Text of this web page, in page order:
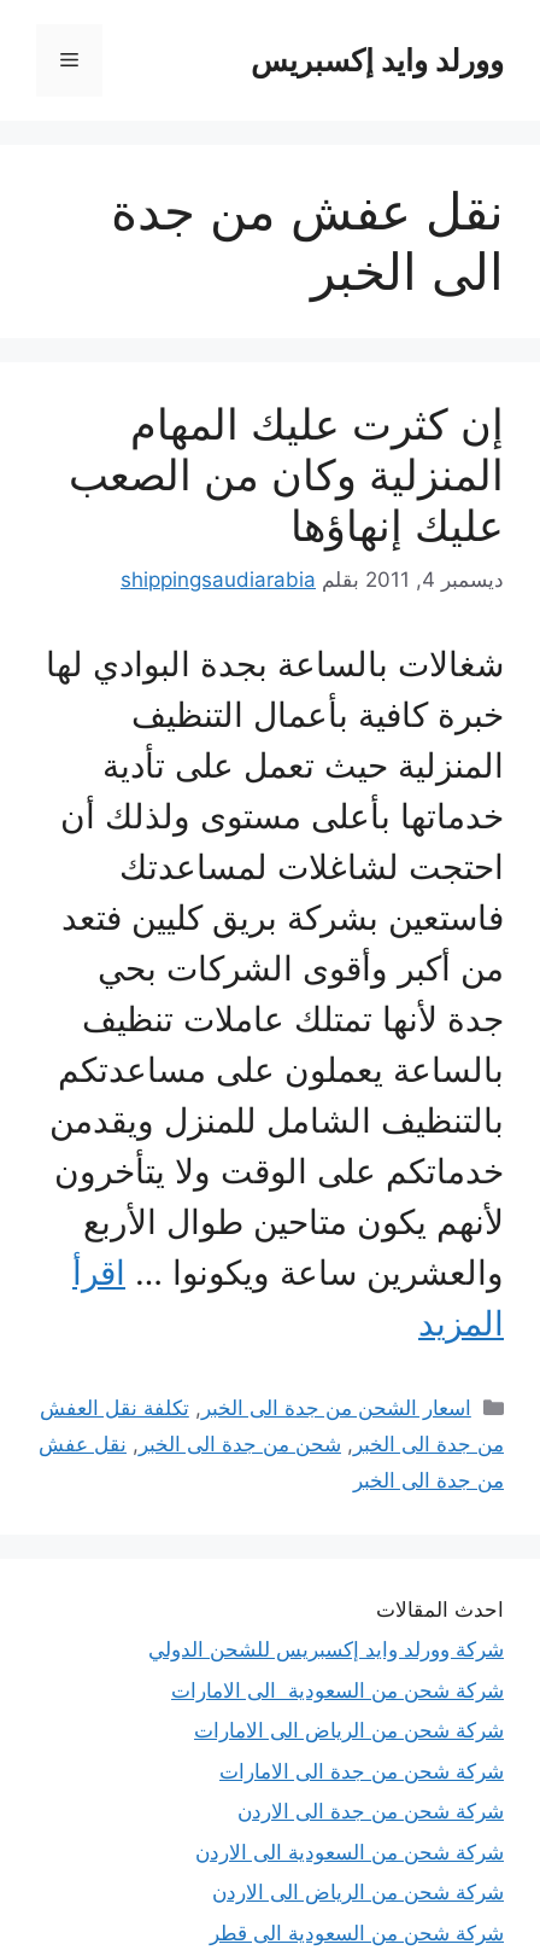
المحتوىوورلد وايد إكسبريس القائمة
نقل عفش من جدة
الى الخبر
إن كثرت عليك المهام
المنزلية وكان من الصعب
عليك إنهاؤها
ديسمبر 4, 2011 بقلم shippingsaudiarabia
شغالات بالساعة بجدة البوادي لها
خبرة كافية بأعمال التنظيف
المنزلية حيث تعمل على تأدية
خدماتها بأعلى مستوى ولذلك أن
احتجت لشاغلات لمساعدتك
فاستعين بشركة بريق كليين فتعد
من أكبر وأقوى الشركات بحي
جدة لأنها تمتلك عاملات تنظيف
بالساعة يعملون على مساعدتكم
بالتنظيف الشامل للمنزل ويقدمن
خدماتكم على الوقت ولا يتأخرون
لأنهم يكون متاحين طوال الأربع
والعشرين ساعة ويكونوا … اقرأ
المزيد
التصنيفات
اسعار الشحن من جدة الى الخبر ,تكلفة نقل العفش
من جدة الى الخبر , شحن من جدة الى الخبر , نقل عفش
من جدة الى الخبر
احدث المقالات
شركة وورلد وايد إكسبريس للشحن الدولي
شركة شحن من السعودية الى الامارات
شركة شحن من الرياض الى الامارات
شركة شحن من جدة الى الامارات
شركة شحن من جدة الى الاردن
شركة شحن من السعودية الى الاردن
شركة شحن من الرياض الى الاردن
شركة شحن من السعودية الى قطر